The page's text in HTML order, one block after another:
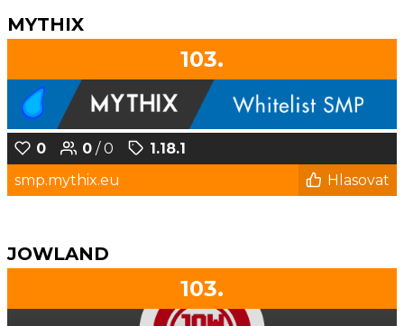
MYTHIX
103.
0 0 / 0
1.18.1
smp.mythix.eu
Hlasovat
JOWLAND
103.